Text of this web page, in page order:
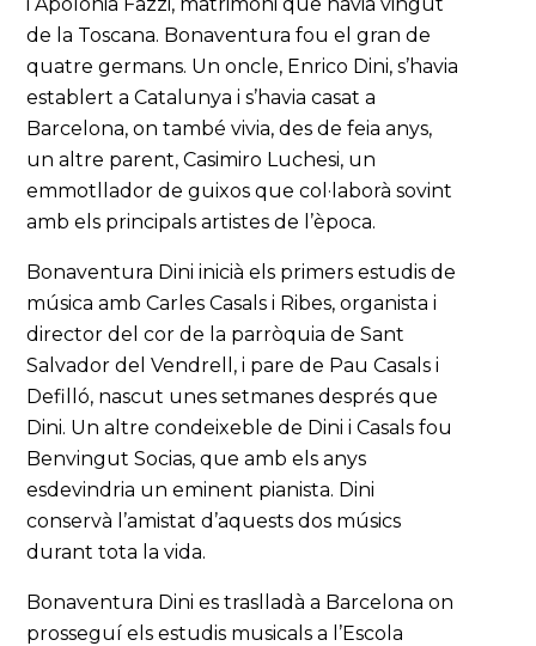
de la Toscana. Bonaventura fou el gran de
quatre germans. Un oncle, Enrico Dini, s’havia
establert a Catalunya i s’havia casat a
Barcelona, on també vivia, des de feia anys,
un altre parent, Casimiro Luchesi, un
emmotllador de guixos que col·laborà sovint
amb els principals artistes de l’època.
Bonaventura Dini inicià els primers estudis de
música amb Carles Casals i Ribes, organista i
director del cor de la parròquia de Sant
Salvador del Vendrell, i pare de Pau Casals i
Defilló, nascut unes setmanes després que
Dini. Un altre condeixeble de Dini i Casals fou
Benvingut Socias, que amb els anys
esdevindria un eminent pianista. Dini
conservà l’amistat d’aquests dos músics
durant tota la vida.
Bonaventura Dini es traslladà a Barcelona on
prosseguí els estudis musicals a l’Escola